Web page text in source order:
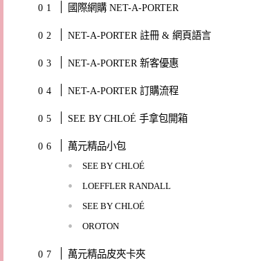
國際網購 NET-A-PORTER
NET-A-PORTER 註冊 & 網頁語言
NET-A-PORTER 新客優惠
NET-A-PORTER 訂購流程
SEE BY CHLOÉ 手拿包開箱
萬元精品小包
SEE BY CHLOÉ
LOEFFLER RANDALL
SEE BY CHLOÉ
OROTON
萬元精品皮夾卡夾